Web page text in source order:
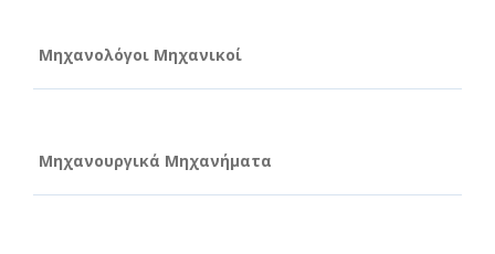
Μηχανολόγοι Μηχανικοί
Μηχανουργικά Μηχανήματα